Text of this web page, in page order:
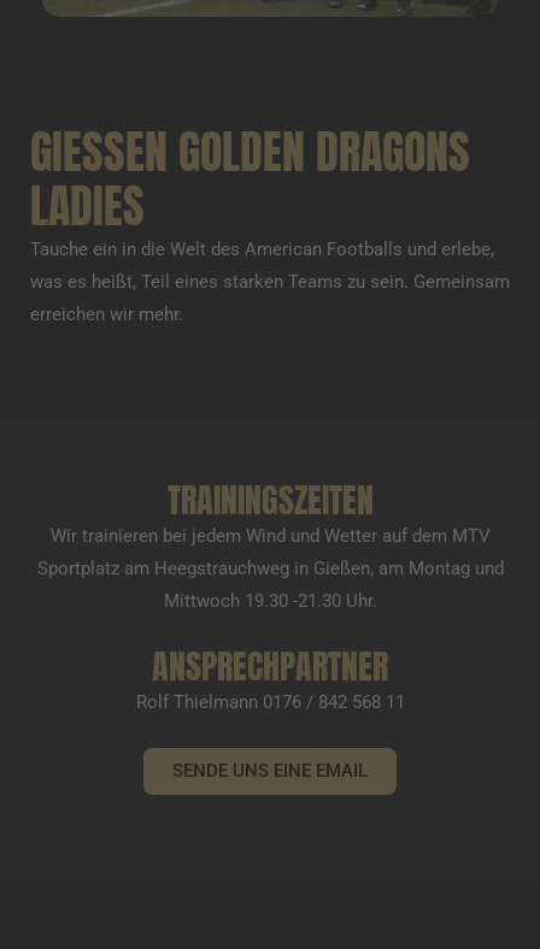
GIESSEN GOLDEN DRAGONS
LADIES
Tauche ein in die Welt des American Footballs und erlebe,
was es heißt, Teil eines starken Teams zu sein. Gemeinsam
erreichen wir mehr.
TRAININGSZEITEN
Wir trainieren bei jedem Wind und Wetter auf dem MTV
Sportplatz am Heegstrauchweg in Gießen, am Montag und
Mittwoch 19.30 -21.30 Uhr.
ANSPRECHPARTNER
Rolf Thielmann 0176 / 842 568 11
SENDE UNS EINE EMAIL